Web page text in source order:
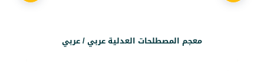
معجم المصطلحات العدلية عربي / عربي